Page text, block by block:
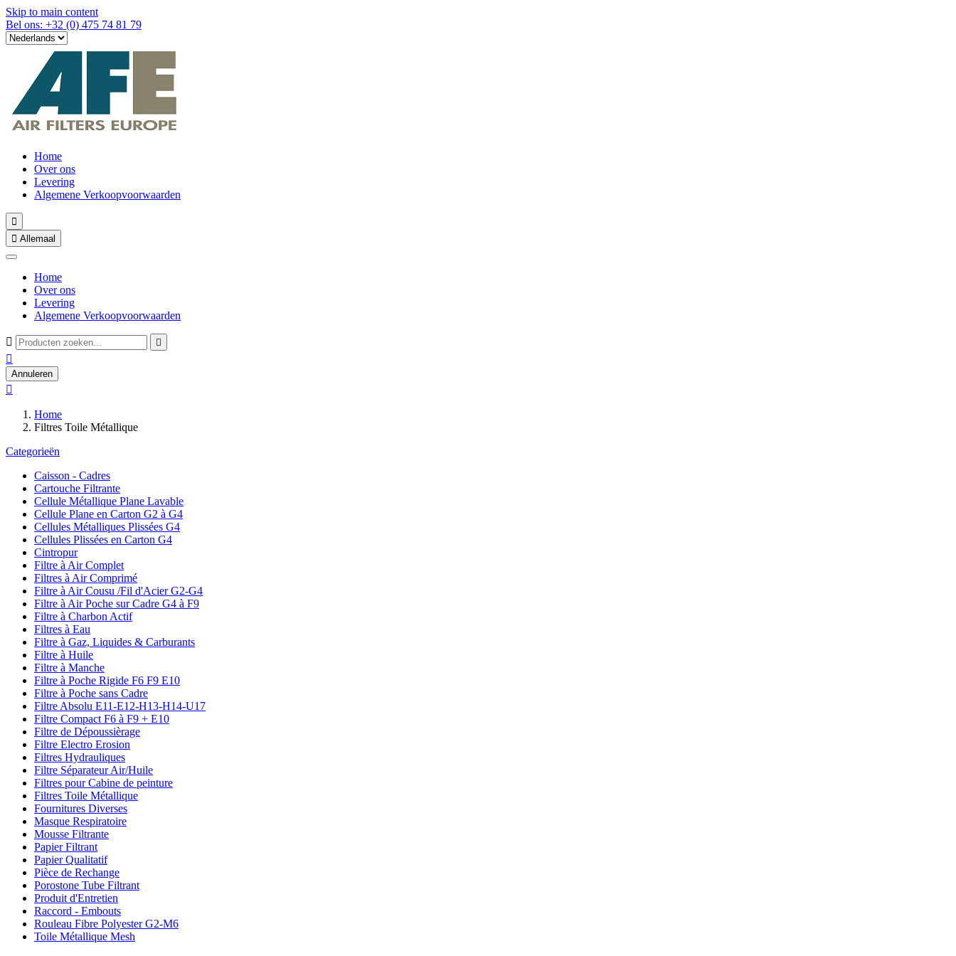
Skip to main content
Bel ons: +32 (0) 475 74 81 79
Home
Over ons
Levering
Algemene Verkoopvoorwaarden

 Allemaal
Home
Over ons
Levering
Algemene Verkoopvoorwaarden
 

Annuleren

Home
Filtres Toile Métallique
Categorieën
Caisson - Cadres
Cartouche Filtrante
Cellule Métallique Plane Lavable
Cellule Plane en Carton G2 à G4
Cellules Métalliques Plissées G4
Cellules Plissées en Carton G4
Cintropur
Filtre à Air Complet
Filtres à Air Comprimé
Filtre à Air Cousu /Fil d'Acier G2-G4
Filtre à Air Poche sur Cadre G4 à F9
Filtre à Charbon Actif
Filtres à Eau
Filtre à Gaz, Liquides & Carburants
Filtre à Huile
Filtre à Manche
Filtre à Poche Rigide F6 F9 E10
Filtre à Poche sans Cadre
Filtre Absolu E11-E12-H13-H14-U17
Filtre Compact F6 à F9 + E10
Filtre de Dépoussièrage
Filtre Electro Erosion
Filtres Hydrauliques
Filtre Séparateur Air/Huile
Filtres pour Cabine de peinture
Filtres Toile Métallique
Fournitures Diverses
Masque Respiratoire
Mousse Filtrante
Papier Filtrant
Papier Qualitatif
Pièce de Rechange
Porostone Tube Filtrant
Produit d'Entretien
Raccord - Embouts
Rouleau Fibre Polyester G2-M6
Toile Métallique Mesh